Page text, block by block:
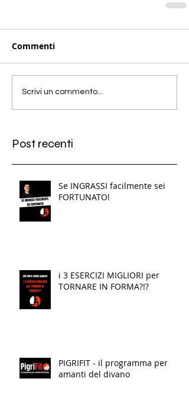
Commenti
Scrivi un commento...
Post recenti
Se INGRASSI facilmente sei
FORTUNATO!
i 3 ESERCIZI MIGLIORI per
TORNARE IN FORMA?!?
PIGRIFIT - il programma per
amanti del divano